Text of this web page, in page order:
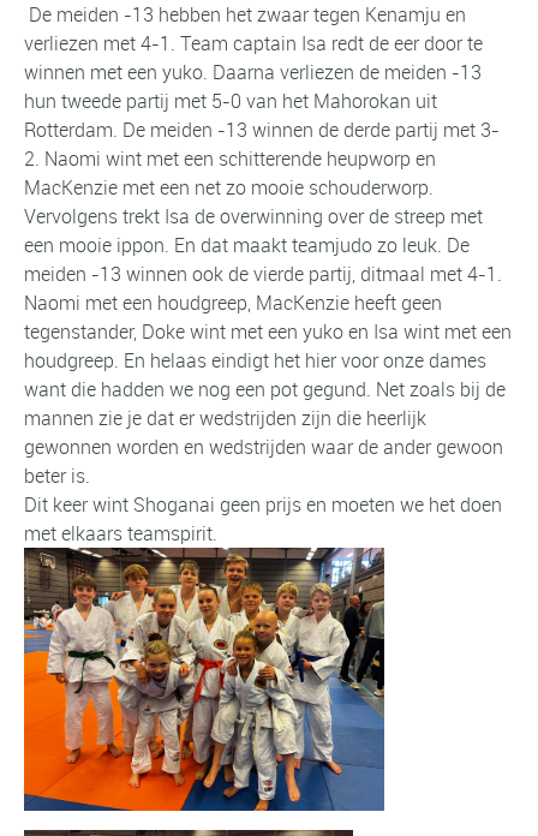
De meiden -13 hebben het zwaar tegen Kenamju en
verliezen met 4-1. Team captain Isa redt de eer door te
winnen met een yuko. Daarna verliezen de meiden -13
hun tweede partij met 5-0 van het Mahorokan uit
Rotterdam. De meiden -13 winnen de derde partij met 3-
2. Naomi wint met een schitterende heupworp en
MacKenzie met een net zo mooie schouderworp.
Vervolgens trekt Isa de overwinning over de streep met
een mooie ippon. En dat maakt teamjudo zo leuk. De
meiden -13 winnen ook de vierde partij, ditmaal met 4-1.
Naomi met een houdgreep, MacKenzie heeft geen
tegenstander, Doke wint met een yuko en Isa wint met een
houdgreep. En helaas eindigt het hier voor onze dames
want die hadden we nog een pot gegund. Net zoals bij de
mannen zie je dat er wedstrijden zijn die heerlijk
gewonnen worden en wedstrijden waar de ander gewoon
beter is.
Dit keer wint Shoganai geen prijs en moeten we het doen
met elkaars teamspirit.